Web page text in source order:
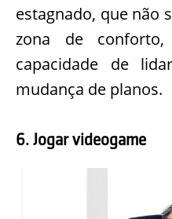
estagnado, que não
zona de
capacidade de
mudança de planos.
6. Jogar videogame